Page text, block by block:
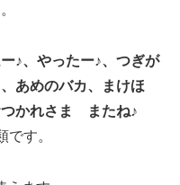
♪、やったー♪、つぎが
あめのバカ、まけほ
つかれさま またね♪
です。